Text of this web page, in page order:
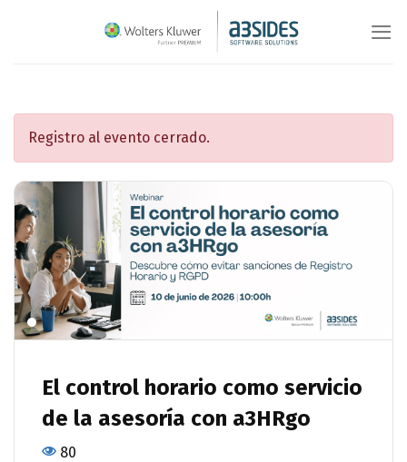
Registro al evento cerrado.
El control horario como servicio
de la asesoría con a3HRgo
80